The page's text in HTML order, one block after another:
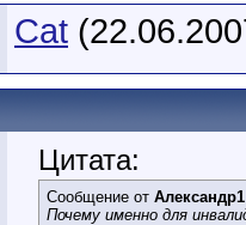
Cat
Цитата:
Сообщение от Александр1
Почему именно для